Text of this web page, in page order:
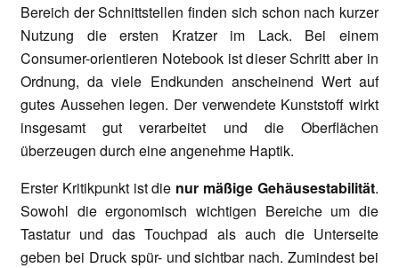
Bereich der Schnittstellen finden sich schon nach kurzer
Nutzung die ersten Kratzer im Lack. Bei einem
Consumer-orientieren Notebook ist dieser Schritt aber in
Ordnung, da viele Endkunden anscheinend Wert auf
gutes Aussehen legen. Der verwendete Kunststoff wirkt
insgesamt gut verarbeitet und die Oberflächen
überzeugen durch eine angenehme Haptik.
Erster Kritikpunkt ist die nur mäßige Gehäusestabilität.
Sowohl die ergonomisch wichtigen Bereiche um die
Tastatur und das Touchpad als auch die Unterseite
geben bei Druck spür- und sichtbar nach. Zumindest bei